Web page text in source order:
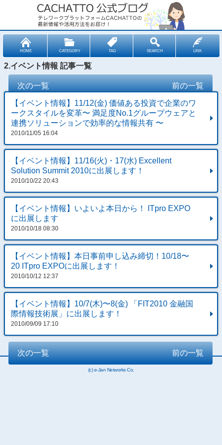
HOME CATEGORY TAG SEARCH LINK
2.イベント情報 記事一覧
前の一覧
次の一覧
【イベント情報】11/12(金) 価値ある投資で企業のワ
ークスタイルを変革〜 満足度No.1グループウェアと
連携ソリューションで効率的な情報共有 〜
2010/11/05 16:04
【イベント情報】11/16(火)・17(水) Excellent
Solution Summit 2010に出展します！
2010/10/22 20:43
【イベント情報】いよいよ本日から！ ITpro EXPO
に出展します
2010/10/18 08:30
【イベント情報】本日事前申し込み締切！10/18〜
20 ITpro EXPOに出展します！
2010/10/12 12:37
【イベント情報】10/7(木)〜8(金) 「FIT2010 金融国
際情報技術展」に出展します！
2010/09/09 17:10
前の一覧
次の一覧
(c) e-Jan Networks Co.